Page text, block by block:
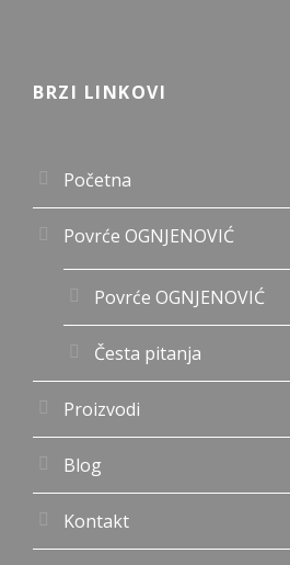
BRZI LINKOVI
Početna
Povrće OGNJENOVIĆ
Povrće OGNJENOVIĆ
Česta pitanja
Proizvodi
Blog
Kontakt